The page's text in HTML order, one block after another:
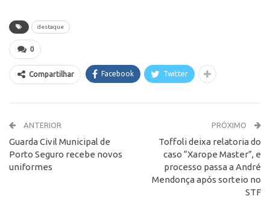
destaque
0
Compartilhar Facebook Twitter
ANTERIOR
Guarda Civil Municipal de
Porto Seguro recebe novos
uniformes
PRÓXIMO
Toffoli deixa relatoria do
caso “Xarope Master”, e
processo passa a André
Mendonça após sorteio no
STF